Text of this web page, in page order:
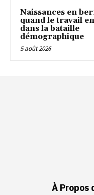
Naissances en
quand le travail
dans la bataille
démographique
5 août 2026
À Propos